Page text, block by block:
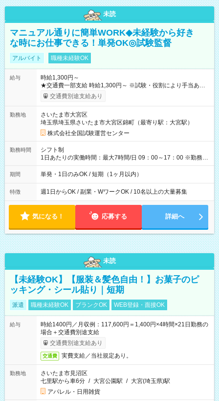
未読
マニュアル通りに簡単WORK◆未経験から好き
な時にお仕事できる！単発OK◎試験監督
アルバイト 職種未経験OK
給与
時給1,300円～
★交通費一部支給 時給1,300円～ ※試験・役割により手当あり
※勤務回数により昇給あり 【即給（前払い）オプションあ
り！】 希望される場合、勤務から1週間ほどで給与の一部を受け
例】 ・河合塾模擬試験 8:30～17:30（休憩1時間） 時給1,300円
×8時間＝日収10,400円＋交通費 ※当日の役割により時給＋100
円の場合あり ・国家試験 7:00～13:30（休憩なし） 時給1,300
円（役割手当＋100円）×6時間＝日収8,400円＋交通費 【試用期
間】試用期間なし
交通費別途支給あり
勤務地
さいたま市大宮区
埼玉県埼玉県さいたま市大宮区錦町（最寄り駅：大宮駅）
株式会社全国試験運営センター
勤務時間
シフト制
1日あたりの実働時間：最大7時間/日 09：00～17：00 ※勤務時
間は 試験により異なります。
期間 単発・1日のみOK / 短期（1ヶ月以内）
特徴 週1日からOK / 副業・WワークOK / 10名以上の大量募集
気になる！ 応募する 詳細へ
未読
【未経験OK】【服装＆髪色自由！】お菓子のピ
ッキング・シール貼り｜短期
派遣 職種未経験OK ブランクOK WEB登録・面接OK
給与
時給1400円／月収例：117,600円＝1,400円×4時間×21日勤務の
場合＋交通費別途支給
交通費別途支給あり
交通費 実費支給／当社規定あり。
勤務地
さいたま市見沼区
七里駅から車6分 / 大宮公園駅 / 大宮(埼玉県)駅
アパレル・日用雑貨